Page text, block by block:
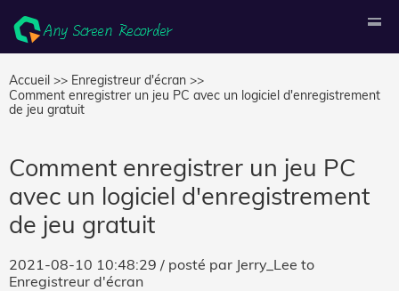
Accueil >> Enregistreur d'écran >>
Comment enregistrer un jeu PC avec un logiciel d'enregistrement
de jeu gratuit
Comment enregistrer un jeu PC
avec un logiciel d'enregistrement
de jeu gratuit
2021-08-10 10:48:29 / posté par Jerry_Lee to
Enregistreur d'écran